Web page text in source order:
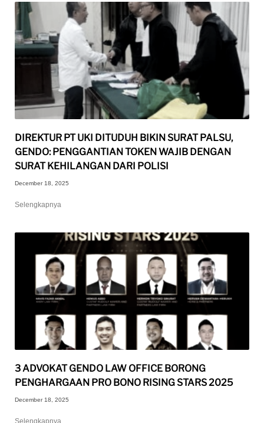
DIREKTUR PT UKI DITUDUH BIKIN SURAT PALSU,
GENDO: PENGGANTIAN TOKEN WAJIB DENGAN
SURAT KEHILANGAN DARI POLISI
December 18, 2025
Selengkapnya
3 ADVOKAT GENDO LAW OFFICE BORONG
PENGHARGAAN PRO BONO RISING STARS 2025
December 18, 2025
Selengkapnya